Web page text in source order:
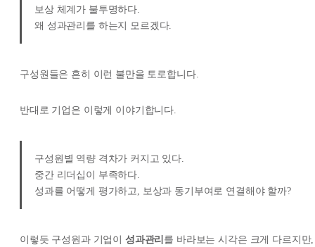
보상 체계가 불투명하다.
왜 성과관리를 하는지 모르겠다.
구성원들은 흔히 이런 불만을 토로합니다.
반대로 기업은 이렇게 이야기합니다.
구성원별 역량 격차가 커지고 있다.
중간 리더십이 부족하다.
성과를 어떻게 평가하고, 보상과 동기부여로 연결해야 할까?
이렇듯 구성원과 기업이 성과관리 를 바라보는 시각은 크게 다르지만,